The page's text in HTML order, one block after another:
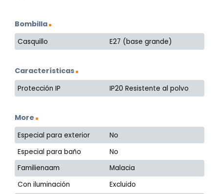
Bombilla
Casquillo E27 (base grande)
Características
Protección IP IP20 Resistente al polvo
More
Especial para exterior
No
Especial para baño
No
Familienaam
Malacia
Con iluminación
Excluido